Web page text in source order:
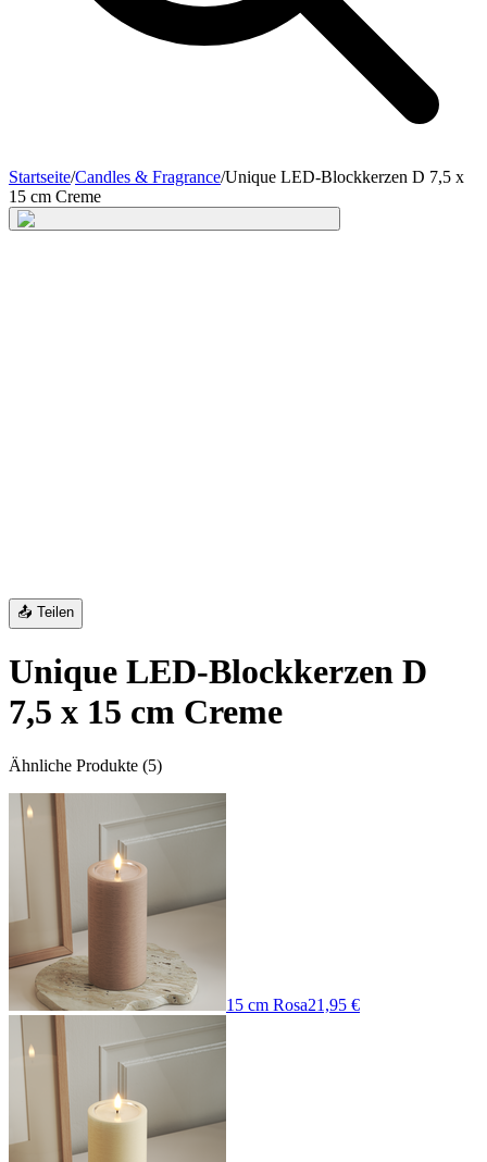
Startseite/Candles & Fragrance/Unique LED-Blockkerzen D 7,5 x
15 cm Creme
📤 Teilen
Unique LED-Blockkerzen D
7,5 x 15 cm Creme
Ähnliche Produkte (5)
15 cm Rosa21,95 €